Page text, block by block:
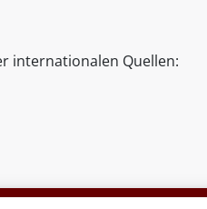
internationalen Quellen: